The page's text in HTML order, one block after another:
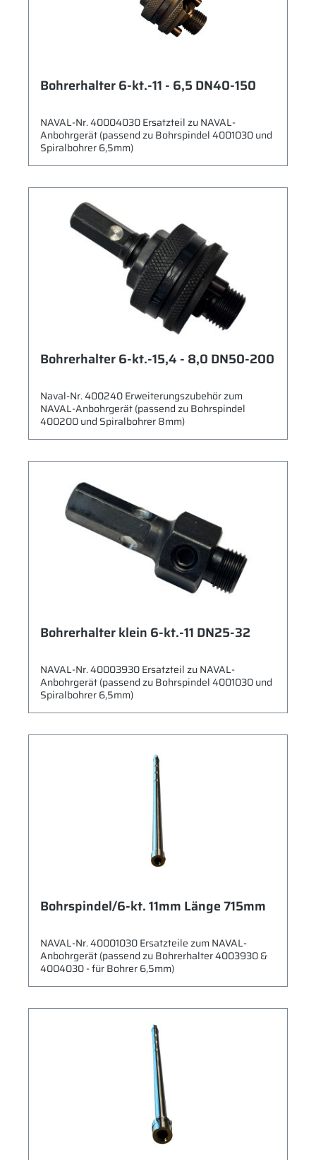
Bohrerhalter 6-kt.-11 - 6,5 DN40-150
NAVAL-Nr. 40004030 Ersatzteil zu NAVAL-
Anbohrgerät (passend zu Bohrspindel 4001030 und
Spiralbohrer 6,5mm)
Bohrerhalter 6-kt.-15,4 - 8,0 DN50-200
Naval-Nr. 400240 Erweiterungszubehör zum
NAVAL-Anbohrgerät (passend zu Bohrspindel
400200 und Spiralbohrer 8mm)
Bohrerhalter klein 6-kt.-11 DN25-32
NAVAL-Nr. 40003930 Ersatzteil zu NAVAL-
Anbohrgerät (passend zu Bohrspindel 4001030 und
Spiralbohrer 6,5mm)
Bohrspindel/6-kt. 11mm Länge 715mm
NAVAL-Nr. 40001030 Ersatzteile zum NAVAL-
Anbohrgerät (passend zu Bohrerhalter 4003930 &
4004030 - für Bohrer 6,5mm)